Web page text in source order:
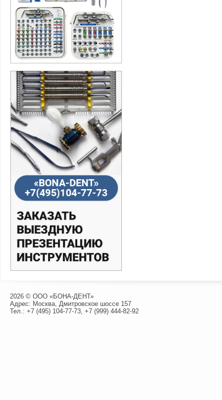
2026 © ООО «БОНА-ДЕНТ»
Адрес: Москва, Дмитровское шоссе 157
Тел.: +7 (495) 104-77-73, +7 (999) 444-82-92